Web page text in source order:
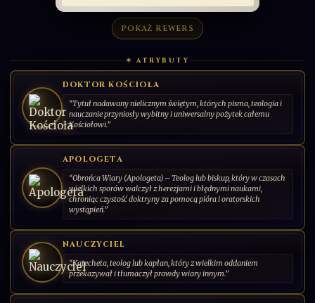
"Dla tego, kto wierzy, nie potrzeba żadnego wyjaśnienia; dla
tego, kto nie wierzy, żadne nie jest wystarczające".
CS-PL-2026-
OBCOWANIE ŚWIĘTYCH
DODAJ KARTĘ
POKAŻ REWERS
✶ ATRYBUTY
DOKTOR KOŚCIOŁA
“Tytuł nadawany nielicznym świętym, których pisma, teologia i
nauczanie przyniosły wybitny i uniwersalny pożytek całemu
Kościołowi.”
APOLOGETA
“Obrońca Wiary (Apologeta) – Teolog lub biskup, który w czasach
wielkich sporów walczył z herezjami i błędnymi naukami,
chroniąc czystość doktryny za pomocą pióra i oratorskich
wystąpień.”
NAUCZYCIEL
“Katecheta, teolog lub kapłan, który z wielkim oddaniem
przekazywał i tłumaczył prawdy wiary innym.”